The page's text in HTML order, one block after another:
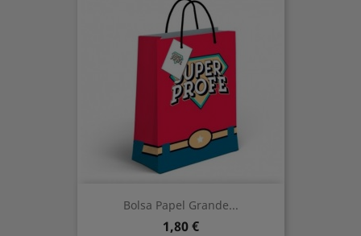
Bolsa Papel Grande...
Precio
1,80 €